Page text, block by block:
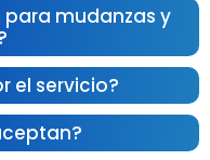
mudanzas y
el servicio?